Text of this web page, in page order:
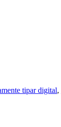
tipar digital,